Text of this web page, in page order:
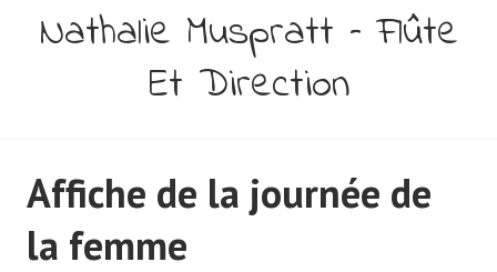
Nathalie Muspratt – Flûte
Et Direction
Affiche de la journée de
la femme